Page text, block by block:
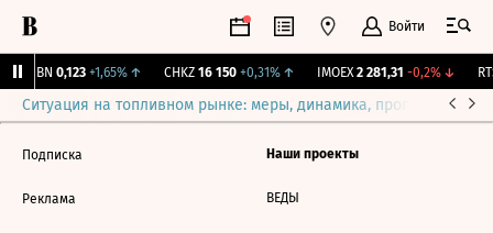
Войти
USBN 0,123 +1,65%↑ CHKZ 16 150 +0,31%↑ IMOEX 2 281,31 -0,2%↓
Ситуация на топливном рынке: меры, динамика, прогнозы
Подписка
Реклама
Наши проекты
ВЕДЫ